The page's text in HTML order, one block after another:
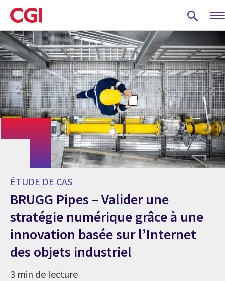
Skip
to
main
content
ÉTUDE DE CAS
BRUGG Pipes – Valider une
stratégie numérique grâce à une
innovation basée sur l’Internet
des objets industriel
3 min de lecture